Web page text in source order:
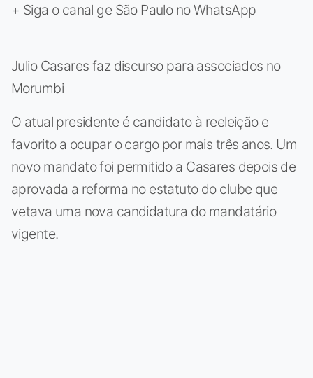
+ Siga o canal ge São Paulo no WhatsApp
Julio Casares faz discurso para associados no
Morumbi
O atual presidente é candidato à reeleição e
favorito a ocupar o cargo por mais três anos. Um
novo mandato foi permitido a Casares depois de
aprovada a reforma no estatuto do clube que
vetava uma nova candidatura do mandatário
vigente.